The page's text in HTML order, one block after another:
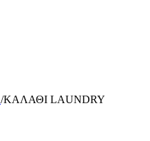
/ΚΑΛΑΘΙ LAUNDRY